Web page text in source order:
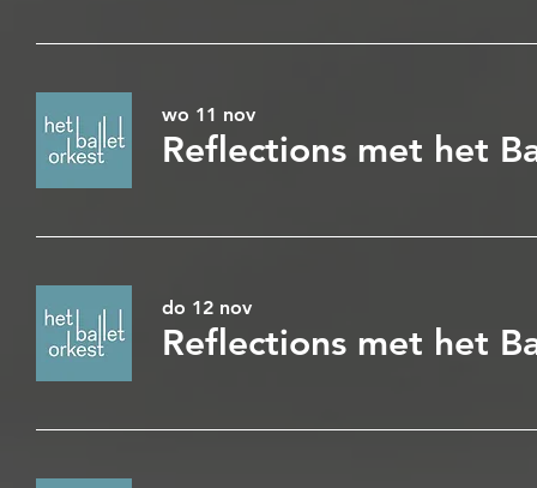
wo 11 nov
Reflections met het
do 12 nov
Reflections met het